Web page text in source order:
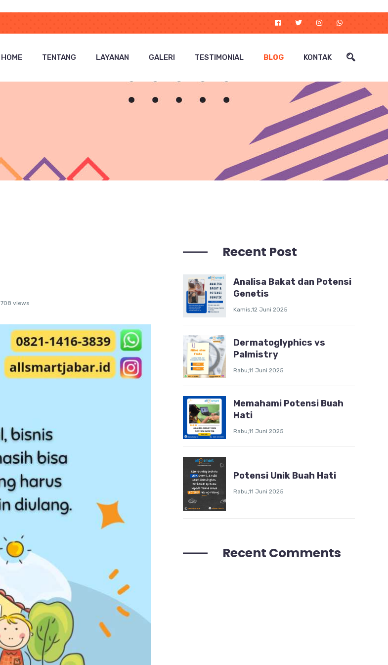
HOME TENTANG LAYANAN GALERI TESTIMONIAL BLOG KONTAK
708 views
Recent Post
Analisa Bakat dan Potensi
Genetis
Kamis,12 Juni 2025
Dermatoglyphics vs
Palmistry
Rabu,11 Juni 2025
Memahami Potensi Buah
Hati
Rabu,11 Juni 2025
Potensi Unik Buah Hati
Rabu,11 Juni 2025
Recent Comments